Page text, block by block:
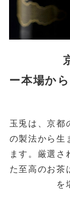
ー本場か
玉兎は、京都
の製法から生
ます。厳選
た至高のお茶
を